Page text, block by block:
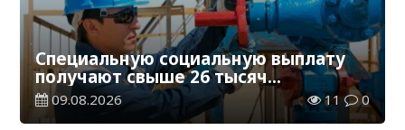
Специальную социальную выплату
получают свыше 26 тысяч
работников, занятых во вредных
условиях труда
09.08.2026 11 0